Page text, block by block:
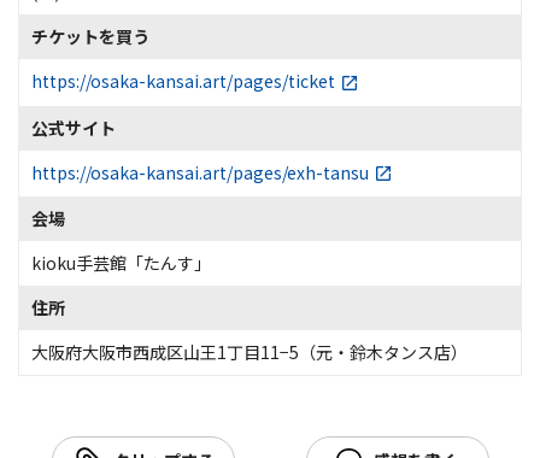
チケットを買う
https://osaka-kansai.art/pages/ticket
公式サイト
https://osaka-kansai.art/pages/exh-tansu
会場
kioku手芸館「たんす」
住所
大阪府大阪市西成区山王1丁目11−5（元・鈴木タンス店）